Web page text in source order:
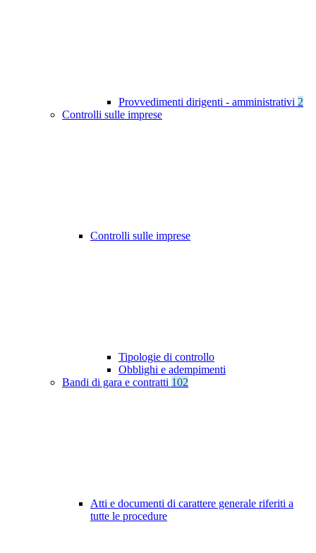
Provvedimenti dirigenti - amministrativi 2
Controlli sulle imprese
Controlli sulle imprese
Tipologie di controllo
Obblighi e adempimenti
Bandi di gara e contratti 102
Atti e documenti di carattere generale riferiti a
tutte le procedure